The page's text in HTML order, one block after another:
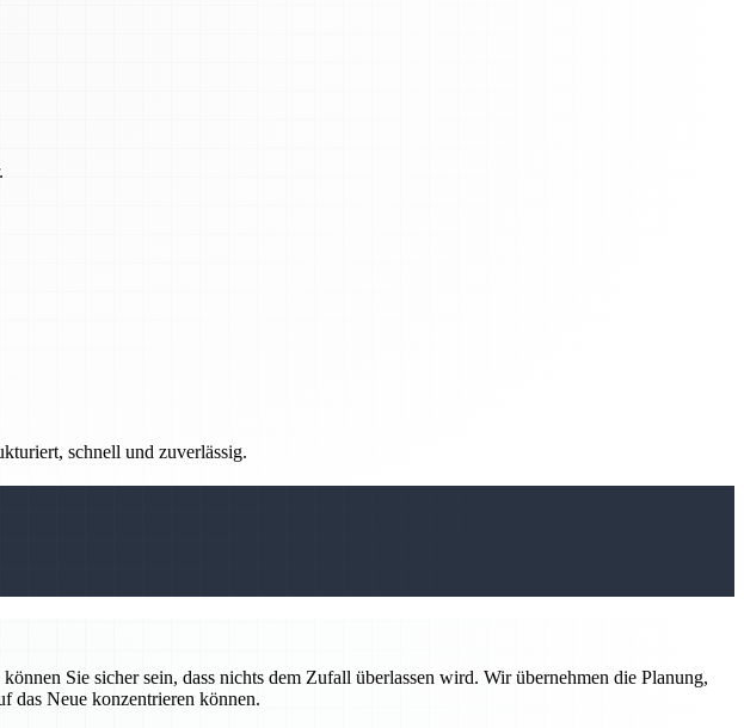
schnell und zuverlässig.
Sie sicher sein, dass nichts dem Zufall überlassen wird. Wir übernehmen die Planung,
das Neue konzentrieren können.